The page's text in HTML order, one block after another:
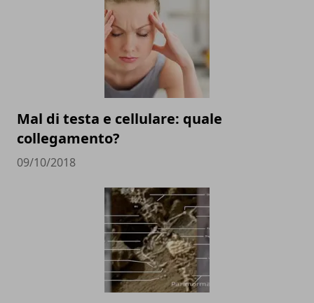
Mal di testa e cellulare: quale
collegamento?
09/10/2018